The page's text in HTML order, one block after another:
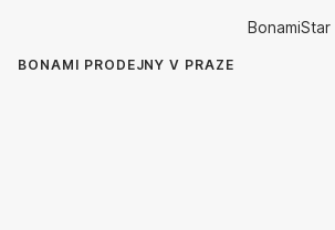
BonamiStar
BONAMI PRODEJNY V PRAZE